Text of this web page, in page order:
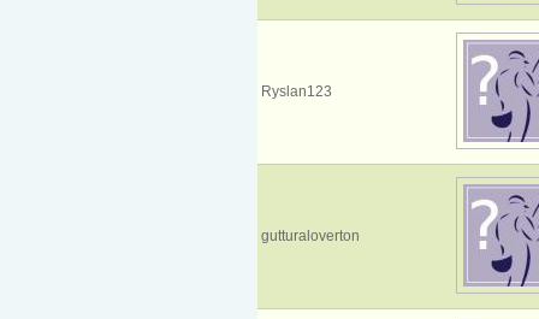
Ryslan123
gutturaloverton